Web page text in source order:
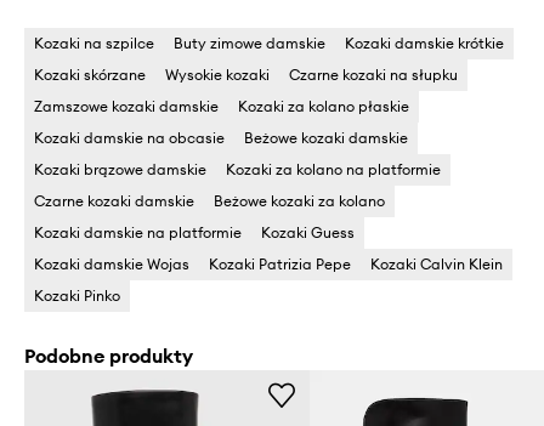
Kozaki na szpilce Buty zimowe damskie
Kozaki damskie krótkie
Kozaki skórzane
Wysokie kozaki
Czarne kozaki na słupku
Zamszowe kozaki damskie
Kozaki za kolano płaskie
Kozaki damskie na obcasie
Beżowe kozaki damskie
Kozaki brązowe damskie
Kozaki za kolano na platformie
Czarne kozaki damskie
Beżowe kozaki za kolano
Kozaki damskie na platformie
Kozaki Guess
Kozaki damskie Wojas
Kozaki Patrizia Pepe
Kozaki Calvin Klein
Kozaki Pinko
Podobne produkty